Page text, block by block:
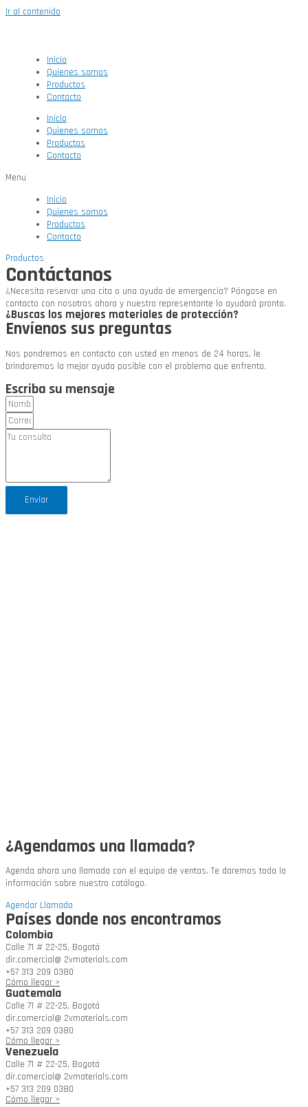
Ir al contenido
Inicio
Quienes somos
Productos
Contacto
Inicio
Quienes somos
Productos
Contacto
Menu
Inicio
Quienes somos
Productos
Contacto
Productos
Contáctanos
¿Necesita reservar una cita o una ayuda de emergencia? Póngase en
contacto con nosotros ahora y nuestro representante lo ayudará pronto.
¿Buscas los mejores materiales de protección?
Envíenos sus preguntas
Nos pondremos en contacto con usted en menos de 24 horas, le
brindaremos la mejor ayuda posible con el problema que enfrenta.
Escriba su mensaje
Enviar
¿Agendamos una llamada?
Agenda ahora una llamada con el equipo de ventas. Te daremos toda la
información sobre nuestro catálogo.
Agendar Llamada
Países donde nos encontramos
Colombia
Calle 71 # 22-25, Bogotá
dir.comercial@ 2vmaterials.com
+57 313 209 0380
Cómo llegar >
Guatemala
Calle 71 # 22-25, Bogotá
dir.comercial@ 2vmaterials.com
+57 313 209 0380
Cómo llegar >
Venezuela
Calle 71 # 22-25, Bogotá
dir.comercial@ 2vmaterials.com
+57 313 209 0380
Cómo llegar >